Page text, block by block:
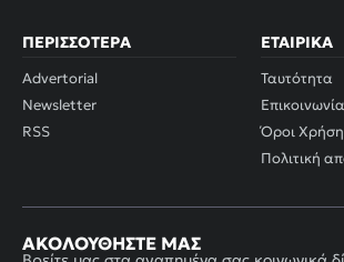
ΠΕΡΙΣΣΌΤΕΡΑ
Advertorial
Newsletter
RSS
ΕΤΑΙΡΙΚΆ
Ταυτότητα
Επικοινωνία
Όροι
Πολιτική
ΑΚΟΛΟΥΘΉΣΤΕ ΜΑΣ